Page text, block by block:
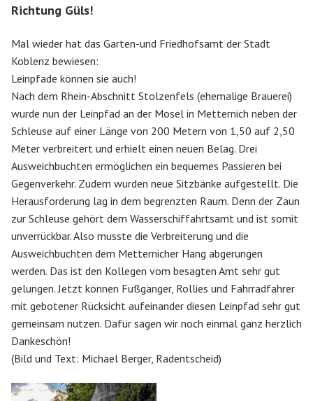
Richtung Güls!
Mal wieder hat das Garten-und Friedhofsamt der Stadt
Koblenz bewiesen:
Leinpfade können sie auch!
Nach dem Rhein-Abschnitt Stolzenfels (ehemalige Brauerei)
wurde nun der Leinpfad an der Mosel in Metternich neben der
Schleuse auf einer Länge von 200 Metern von 1,50 auf 2,50
Meter verbreitert und erhielt einen neuen Belag. Drei
Ausweichbuchten ermöglichen ein bequemes Passieren bei
Gegenverkehr. Zudem wurden neue Sitzbänke aufgestellt. Die
Herausforderung lag in dem begrenzten Raum. Denn der Zaun
zur Schleuse gehört dem Wasserschiffahrtsamt und ist somit
unverrückbar. Also musste die Verbreiterung und die
Ausweichbuchten dem Metternicher Hang abgerungen
werden. Das ist den Kollegen vom besagten Amt sehr gut
gelungen. Jetzt können Fußgänger, Rollies und Fahrradfahrer
mit gebotener Rücksicht aufeinander diesen Leinpfad sehr gut
gemeinsam nutzen. Dafür sagen wir noch einmal ganz herzlich
Dankeschön!
(Bild und Text: Michael Berger, Radentscheid)